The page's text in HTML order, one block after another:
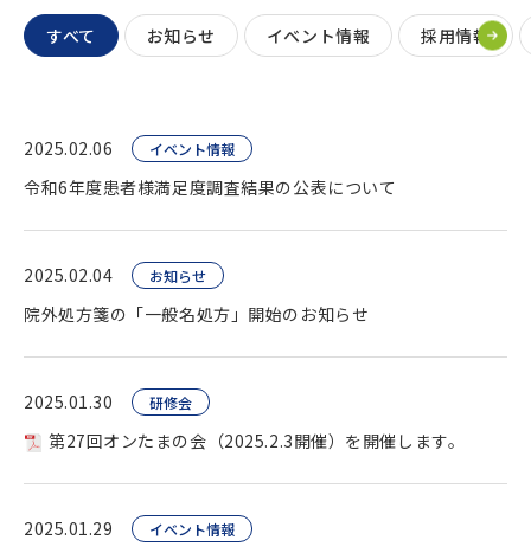
すべて お知らせ イベント情報 採用情報
2025.02.06 イベント情報
令和6年度患者様満足度調査結果の公表について
2025.02.04 お知らせ
院外処方箋の「一般名処方」開始のお知らせ
2025.01.30 研修会
第27回オンたまの会（2025.2.3開催）を開催します。
2025.01.29 イベント情報